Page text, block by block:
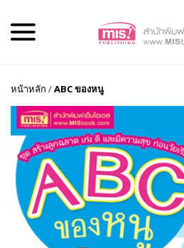
หน้าหลัก /ABC ของหนู